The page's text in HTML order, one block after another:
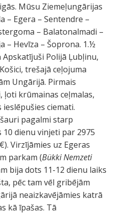
Mūsu Ziemeļungārijas
– Egera – Sentendre –
– Balatonalmadi –
– Hevīza – Šoprona. 1.½
Apskatījuši Polijā Ļubļinu,
trešajā ceļojuma
Ungārijā. Pirmais
ļoti krūmainas ceļmalas,
ciemati.
pagalmi starp
10 dienu vinjeti par 2975
Virzījāmies uz Egeras
parkam (Bükki Nemzeti
bija dots 11-12 dienu laiks
pēc tam vēl gribējām
neaizkavējāmies katrā
kā īpašas. Tā